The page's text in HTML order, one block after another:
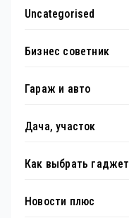
Uncategorised
Бизнес советник
Гараж и авто
Дача, участок
Как выбрать гаджет
Новости плюс